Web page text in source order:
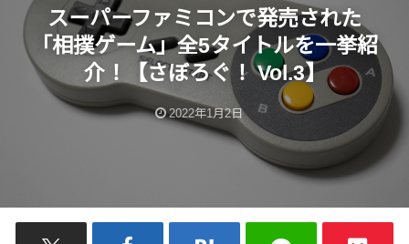
スーパーファミコンで発売された
「相撲ゲーム」全5タイトルを一挙紹
介！【さぼろぐ！ Vol.3】
2022年1月2日